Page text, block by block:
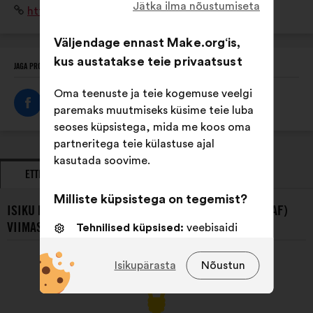
problématique, La valorisation de l'apprentissage, ses
Veebisait:
https://www.anaf.fr/
JAGA PROFIILI
ETTEPANEKUD
ISIKU L’ASSOCIATION DES APPRENTIS DE FRANCE (ANAF)
VIIMASED ETTEPANEKUD:
Jätka ilma nõustumiseta
Väljendage ennast Make.org‘is,
kus austatakse teie privaatsust
Oma teenuste ja teie kogemuse veelgi
paremaks muutmiseks küsime teie luba
seoses küpsistega, mida me koos oma
partneritega teie külastuse ajal
kasutada soovime.
Milliste küpsistega on tegemist?
Tehnilised küpsised: veebisaidi
Eelistusküpsised:küpsised
parandamiseks
Nõustun
Isikupärasta